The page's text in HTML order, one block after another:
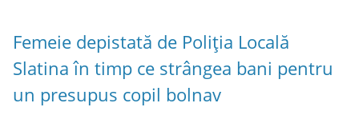
Femeie depistată de Poliția Locală
Slatina în timp ce strângea bani pentru
un presupus copil bolnav